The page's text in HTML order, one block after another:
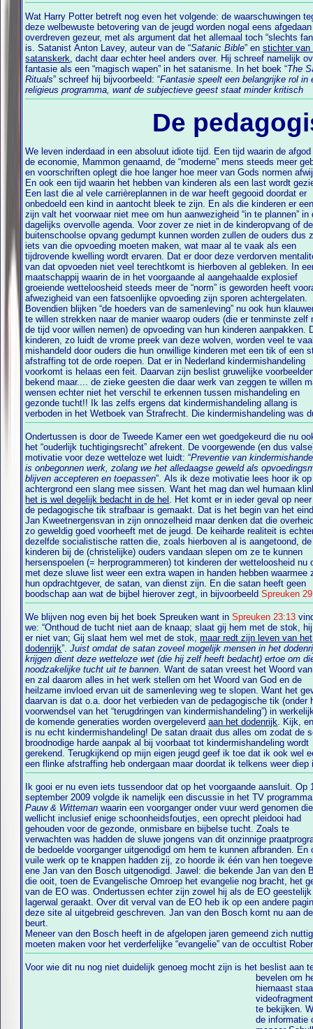
Wat Harry Potter betreft nog even het volgende: de waarschuwingen
deze welbewuste betovering van de jeugd worden nogal eens
overdreven gezeur, met als argument dat het allemaal toch “slechts
is. Satanist Anton Lavey, auteur van de “Satanic Bible” enstichter van
satanskerk, dacht daar echter heel anders over. Hij schreef namelijk
fantasie als een “magisch wapen” in het satanisme. In het boek “The
Rituals” schreef hij bijvoorbeeld: “Fantasie speelt een belangrijke rol in
religieus programma, want de subjectieve geest staat minder kritisch
De
We leven inderdaad in een absoluut idiote tijd. Een tijd waarin de
de economie, Mammon genaamd, de “moderne” mens steeds meer geboden
en voorschriften oplegt die hoe langer hoe meer van Gods normen
En ook een tijd waarin het hebben van kinderen als een last wordt gezien.
Een last die al vele carrièreplannen in de war heeft gegooid doordat er
onbedoeld een kind in aantocht bleek te zijn. En als die kinderen er
zijn valt het voorwaar niet mee om hun aanwezigheid “in te plannen” in de
dagelijks overvolle agenda. Voor zover ze niet in de kinderopvang of de
buitenschoolse opvang gedumpt kunnen worden zullen de ouders dus
iets van die opvoeding moeten maken, wat maar al te vaak als een
tijdrovende kwelling wordt ervaren. Dat er door deze verdorven
van dat opvoeden niet veel terechtkomt is hierboven al gebleken. In een
maatschappij waarin de in het voorgaande al aangehaalde explosief
groeiende wetteloosheid steeds meer de “norm” is geworden heeft
afwezigheid van een fatsoenlijke opvoeding zijn sporen achtergelaten.
Bovendien blijken “de hoeders van de samenleving” nu ook hun
te willen strekken naar de manier waarop ouders (die er tenminste zelf nog
de tijd voor willen nemen) de opvoeding van hun kinderen aanpakken.
kinderen, zo luidt de vrome preek van deze wolven, worden veel te vaak
mishandeld door ouders die hun onwillige kinderen met een tik of een stevige
afstraffing tot de orde roepen. Dat er in Nederland kindermishandeling
voorkomt is helaas een feit. Daarvan zijn beslist gruwelijke voorbeelden
bekend maar.... de zieke geesten die daar werk van zeggen te willen
wensen echter niet het verschil te erkennen tussen mishandeling en
gezonde tucht!! Ik las zelfs ergens dat kindermishandeling allang is
verboden in het Wetboek van Strafrecht. Die kindermishandeling was
Ondertussen is door de Tweede Kamer een wet goedgekeurd die nu
het “ouderlijk tuchtigingsrecht” afrekent. De voorgewende (en dus
motivatie voor deze wetteloze wet luidt: “Preventie van
is onbegonnen werk, zolang we het alledaagse geweld als
blijven accepteren en toepassen”. Als ik deze motivatie lees hoor ik
achtergrond een slang mee sissen. Want het mag dan wel humaan
het is wel degelijk bedacht in de hel
. Het komt er in ieder geval op
de pedagogische tik strafbaar is gemaakt. Dat is het begin van het
Jan Kweetnergensvan in zijn onnozelheid maar denken dat die
zo geweldig goed voorheeft met de jeugd. De keiharde realiteit is
dezelfde socialistische ratten die, zoals hierboven al is aangetoond, de
kinderen bij de (christelijke) ouders vandaan slepen om ze te kunnen
hersenspoelen (= herprogrammeren) tot kinderen der wetteloosheid nu
met deze sluwe list weer een extra wapen in handen hebben waarmee
hun opdrachtgever, de satan, van dienst zijn. En die satan heeft geen
boodschap aan wat de bijbel hierover zegt, in bijvoorbeeldSpreuken
We blijven nog even bij het boek Spreuken want inSpreuken 23:13
we:“Onthoud de tucht niet aan de knaap; slaat gij hem met de stok,
er niet van; Gij slaat hem wel met de stok,maar redt zijn leven van het
dodenrijk”. Juist omdat de satan zoveel mogelijk mensen in het
krijgen dient deze wetteloze wet (die hij zelf heeft bedacht) ertoe om
noodzakelijke tucht uit te bannen . Want de satan vreest het Woord
en zal daarom alles in het werk stellen om het Woord van God en de
heilzame invloed ervan uit de samenleving weg te slopen. Want het
daarvan is dat o.a. door het verbieden van de pedagogische tik (onder
voorwendsel van het “terugdringen van kindermishandeling”) in
de komende generaties worden overgeleverdaan het dodenrijk . Kijk,
is nu echt kindermishandeling! De satan draait dus alles om zodat de
broodnodige harde aanpak al bij voorbaat tot kindermishandeling wordt
gerekend. Terugkijkend op mijn eigen jeugd geef ik toe dat ik ook wel
een flinke afstraffing heb ondergaan maar doordat ik telkens weer diep
Ik gooi er nu even iets tussendoor dat op het voorgaande aansluit. Op
september 2009 volgde ik namelijk een discussie in het TV programma
Pauw & Witteman waarin een voorganger onder vuur werd genomen
wellicht inclusief enige schoonheidsfoutjes, een oprecht pleidooi had
gehouden voor de gezonde, onmisbare en bijbelse tucht. Zoals te
verwachten was hadden de sluwe jongens van dit onzinnige praatprogramma
de bedoelde voorganger uitgenodigd om hem te kunnen afbranden. En om dit
vuile werk op te knappen hadden zij, zo hoorde ik één van hen
ene Jan van den Bosch uitgenodigd. Jawel: die bekende Jan van den Bosch
die ooit, toen de Evangelische Omroep het evangelie nog bracht, het
van de EO was. Ondertussen echter zijn zowel hij als de EO geestelijk aan
lagerwal geraakt. Over dit verval van de EO heb ik op een andere pagina van
deze site al uitgebreid geschreven. Jan van den Bosch komt nu aan de
beurt.
Meneer van den Bosch heeft in de afgelopen jaren gemeend zich
moeten maken voor het verderfelijke “evangelie” van de occultist Robert
Voor wie dit nu nog niet duidelijk genoeg mocht zijnis het beslist aan
bevelen om
hiernaast
te bekijken.
de informatie